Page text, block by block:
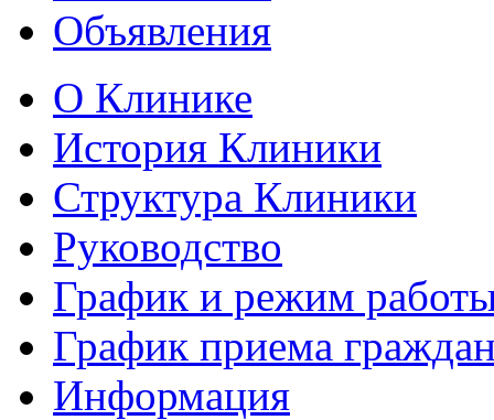
Объявления
О Клинике
История Клиники
Структура Клиники
Руководство
График и режим
График приема
Информация